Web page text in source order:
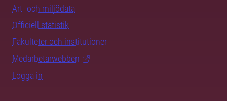
Art- och miljödata
Officiell statistik
Fakulteter och institutioner
Medarbetarwebben
Logga in